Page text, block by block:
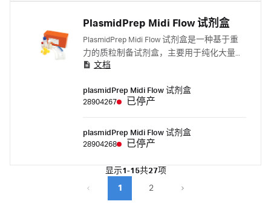
PlasmidPrep Midi Flow 试剂盒
PlasmidPrep Midi Flow 试剂盒是一种基于重
力的质粒制备试剂盒，主要用于纯化大量转
染级质粒 DNA（与输入样本体积成比例）。
文档
plasmidPrep Midi Flow 试剂盒
28904267
已停产
plasmidPrep Midi Flow 试剂盒
28904268
已停产
显示1-15共27项
1 2